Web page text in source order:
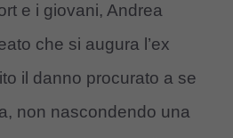
e i giovani, Andrea
che si augura l’ex
il danno procurato a se
non nascondendo una